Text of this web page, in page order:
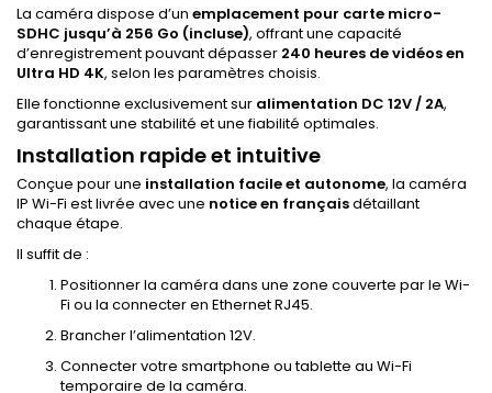
La caméra dispose d’un emplacement pour carte micro-
SDHC jusqu’à 256 Go (incluse), offrant une capacité
d’enregistrement pouvant dépasser 240 heures de vidéos en
Ultra HD 4K, selon les paramètres choisis.
Elle fonctionne exclusivement sur alimentation DC 12V / 2A,
garantissant une stabilité et une fiabilité optimales.
Installation rapide et intuitive
Conçue pour une installation facile et autonome, la caméra
IP Wi-Fi est livrée avec une notice en françaisdétaillant
chaque étape.
Il suffit de :
Positionner la caméra dans une zone couverte par le Wi-
Fi ou la connecter en Ethernet RJ45.
Brancher l’alimentation 12V.
Connecter votre smartphone ou tablette au Wi-Fi
temporaire de la caméra.